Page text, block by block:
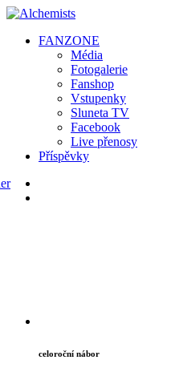
FANZONE
Média
Fotogalerie
Fanshop
Vstupenky
Sluneta TV
Facebook
Live přenosy
Příspěvky
celoroční nábor